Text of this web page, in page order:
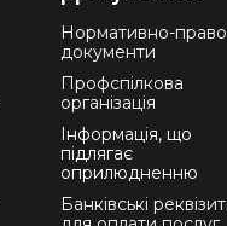
Нормативно-
документи
Профспілкова
організація
Інформація, що
підлягає
оприлюдненню
Банківські